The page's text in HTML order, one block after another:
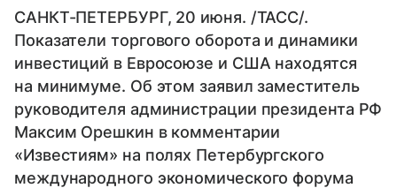
САНКТ-ПЕТЕРБУРГ, 20 июня. /ТАСС/.
Показатели торгового оборота и динамики
инвестиций в Евросоюзе и США находятся
на минимуме. Об этом заявил заместитель
руководителя администрации президента РФ
Максим Орешкин в комментарии
«Известиям» на полях Петербургского
международного экономического форума